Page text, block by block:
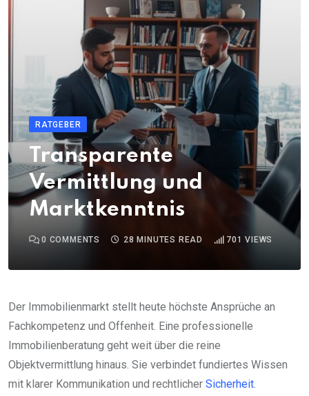
RATGEBER
Transparente
Vermittlung und
Marktkenntnis
0 COMMENTS 28 MINUTES READ 701 VIEWS
Der Immobilienmarkt stellt heute höchste Ansprüche an
Fachkompetenz und Offenheit. Eine professionelle
Immobilienberatung geht weit über die reine
Objektvermittlung hinaus. Sie verbindet fundiertes Wissen
mit klarer Kommunikation und rechtlicher Sicherheit.